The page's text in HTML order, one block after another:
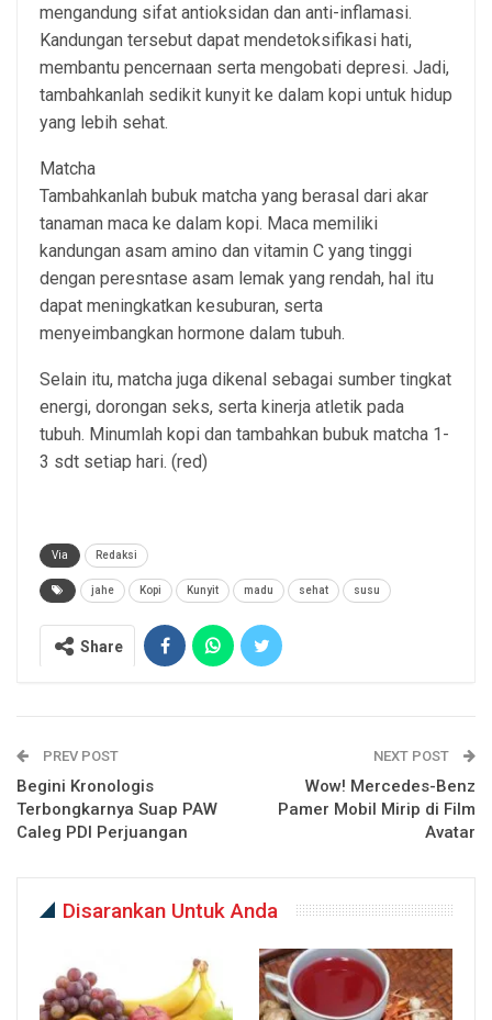
mengandung sifat antioksidan dan anti-inflamasi.
Kandungan tersebut dapat mendetoksifikasi hati,
membantu pencernaan serta mengobati depresi. Jadi,
tambahkanlah sedikit kunyit ke dalam kopi untuk hidup
yang lebih sehat.
Matcha
Tambahkanlah bubuk matcha yang berasal dari akar
tanaman maca ke dalam kopi. Maca memiliki
kandungan asam amino dan vitamin C yang tinggi
dengan peresntase asam lemak yang rendah, hal itu
dapat meningkatkan kesuburan, serta
menyeimbangkan hormone dalam tubuh.
Selain itu, matcha juga dikenal sebagai sumber tingkat
energi, dorongan seks, serta kinerja atletik pada
tubuh. Minumlah kopi dan tambahkan bubuk matcha 1-
3 sdt setiap hari. (red)
Via Redaksi
jahe Kopi Kunyit madu sehat susu
Share
PREV POST
Begini Kronologis
Terbongkarnya Suap PAW
Caleg PDI Perjuangan
NEXT POST
Wow! Mercedes-Benz
Pamer Mobil Mirip di Film
Avatar
Disarankan Untuk Anda